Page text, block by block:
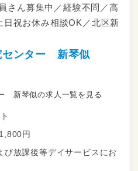
さん募集中／経験不問／高
祝お休み相談OK／北区新
センター 新琴似
新琴似の求人一覧を見る
円
び放課後等デイサービスにお